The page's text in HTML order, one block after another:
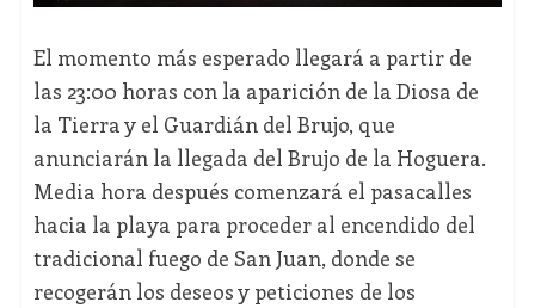
El momento más esperado llegará a partir de
las 23:00 horas con la aparición de la Diosa de
la Tierra y el Guardián del Brujo, que
anunciarán la llegada del Brujo de la Hoguera.
Media hora después comenzará el pasacalles
hacia la playa para proceder al encendido del
tradicional fuego de San Juan, donde se
recogerán los deseos y peticiones de los